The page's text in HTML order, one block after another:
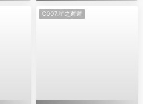
C007.星之遲遲